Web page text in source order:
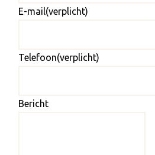
E-mail(verplicht)
Telefoon(verplicht)
Bericht